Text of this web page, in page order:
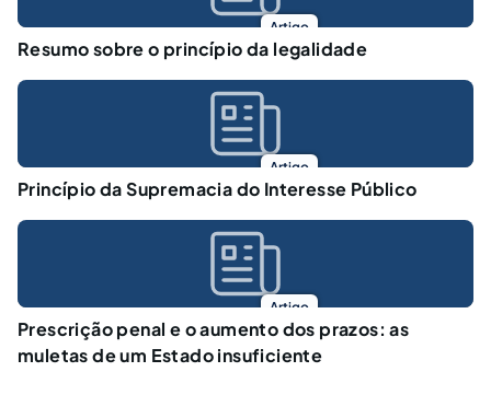
Artigo
Resumo sobre o princípio da legalidade
Artigo
Princípio da Supremacia do Interesse Público
Artigo
Prescrição penal e o aumento dos prazos: as
muletas de um Estado insuficiente